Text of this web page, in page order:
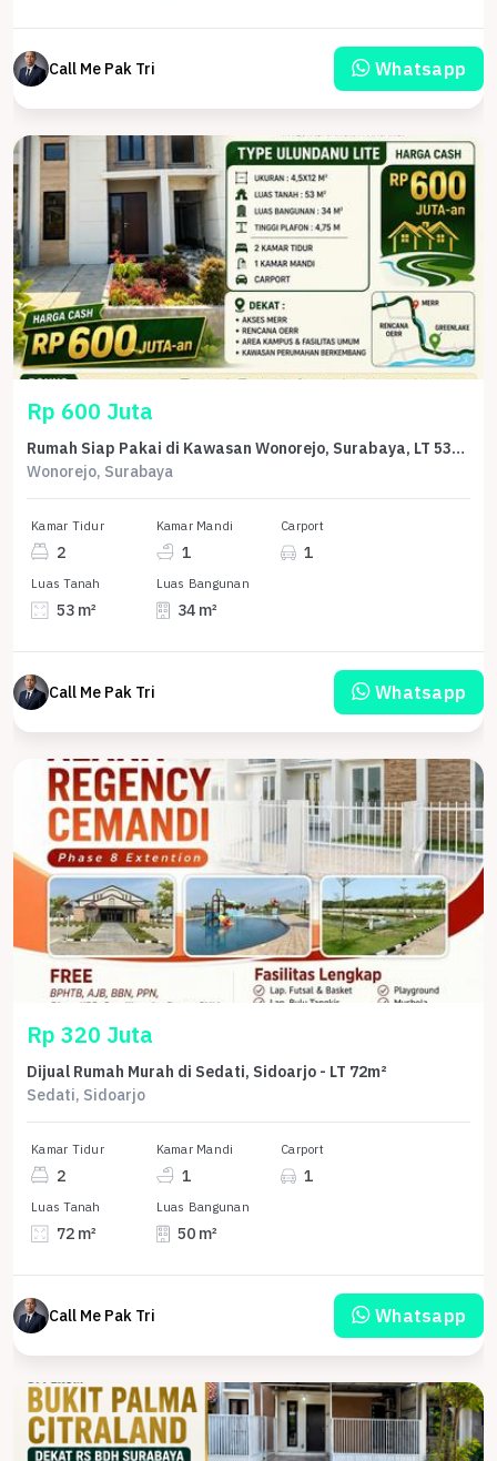
Call Me Pak Tri Whatsapp
Rp 600 Juta
Rumah Siap Pakai di Kawasan Wonorejo, Surabaya, LT 53m²
Wonorejo, Surabaya
Kamar Tidur
2
Kamar Mandi
1
Carport
1
Luas Tanah
53 m²
Luas Bangunan
34 m²
Call Me Pak Tri Whatsapp
Rp 320 Juta
Dijual Rumah Murah di Sedati, Sidoarjo - LT 72m²
Sedati, Sidoarjo
Kamar Tidur
2
Kamar Mandi
1
Carport
1
Luas Tanah
72 m²
Luas Bangunan
50 m²
Call Me Pak Tri Whatsapp